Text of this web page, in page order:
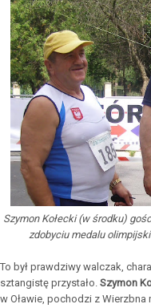
Szymon Kołecki (w środku)
zdobyciu medalu
To był prawdziwy walczak,
sztangistę przystało. Szymon
w Oławie, pochodzi z